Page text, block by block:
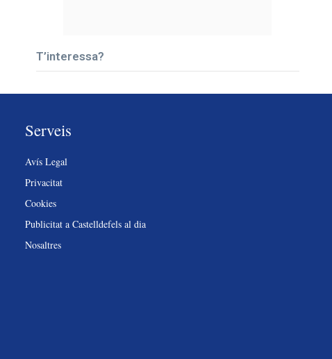
T’interessa?
Serveis
Avís Legal
Privacitat
Cookies
Publicitat a Castelldefels al dia
Nosaltres